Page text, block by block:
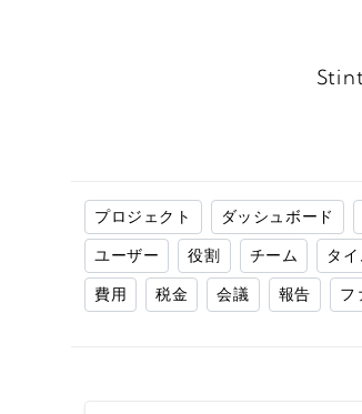
プロジェクト ダッシュボード
ユーザー
役割 チーム タ
費用
税金 会議 報告 フ